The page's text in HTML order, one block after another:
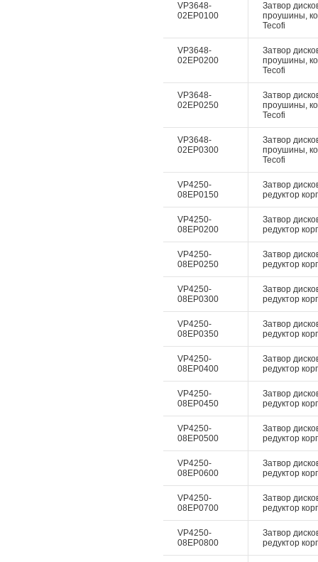
VP3648-
02EP0100
Затвор
проушины,
Tecofi
VP3648-
02EP0200
Затвор
проушины,
Tecofi
VP3648-
02EP0250
Затвор
проушины,
Tecofi
VP3648-
02EP0300
Затвор
проушины,
Tecofi
VP4250-
08EP0150
Затвор
редуктор
VP4250-
08EP0200
Затвор
редуктор
VP4250-
08EP0250
Затвор
редуктор
VP4250-
08EP0300
Затвор
редуктор
VP4250-
08EP0350
Затвор
редуктор
VP4250-
08EP0400
Затвор
редуктор
VP4250-
08EP0450
Затвор
редуктор
VP4250-
08EP0500
Затвор
редуктор
VP4250-
08EP0600
Затвор
редуктор
VP4250-
08EP0700
Затвор
редуктор
VP4250-
08EP0800
Затвор
редуктор